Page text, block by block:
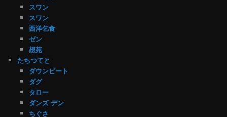
スワン
スワン
西洋乞食
ゼン
想苑
たちつてと
ダウンビート
ダグ
タロー
ダンズ デン
ちぐさ